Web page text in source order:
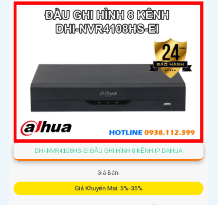
năng lưu trữ vượt trội hiệu suất mạnh mẽ, tính năng linh hoạt
và mức giá cạnh tranh
DHI-NVR4108HS-EI ĐẦU GHI HÌNH 8 KÊNH IP DAHUA
Giá Bán:
Giá Khuyến Mại: 5%-35%